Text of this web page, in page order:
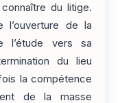
du litige.
l’ouverture de la
l’étude vers sa
du lieu
la compétence
de la masse